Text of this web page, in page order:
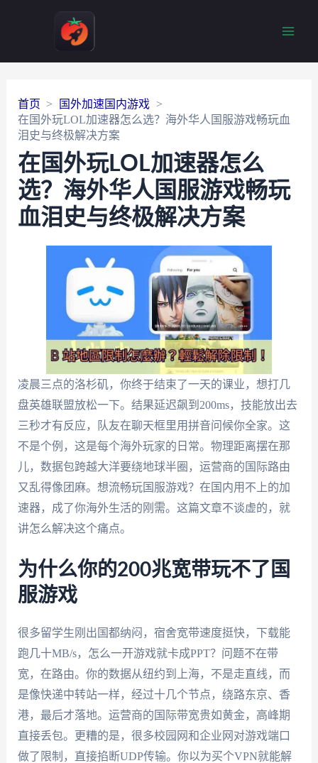
首页
国外加速国内游戏
在国外玩LOL加速器怎么选？海外华人国服游戏畅玩血
泪史与终极解决方案
在国外玩LOL加速器怎么
选？海外华人国服游戏畅玩
血泪史与终极解决方案
凌晨三点的洛杉矶，你终于结束了一天的课业，想打几
盘英雄联盟放松一下。结果延迟飙到200ms，技能放出去
三秒才有反应，队友在聊天框里用拼音问候你全家。这
不是个例，这是每个海外玩家的日常。物理距离摆在那
儿，数据包跨越大洋要绕地球半圈，运营商的国际路由
又乱得像团麻。想流畅玩国服游戏？在国内用不上的加
速器，成了你海外生活的刚需。这篇文章不谈虚的，就
讲怎么解决这个痛点。
为什么你的200兆宽带玩不了国
服游戏
很多留学生刚出国都纳闷，宿舍宽带速度挺快，下载能
跑几十MB/s，怎么一开游戏就卡成PPT？问题不在带
宽，在路由。你的数据从纽约到上海，不是走直线，而
是像快递中转站一样，经过十几个节点，绕路东京、香
港，最后才落地。运营商的国际带宽贵如黄金，高峰期
直接丢包。更糟的是，很多校园网和企业网对游戏端口
做了限制，直接掐断UDP传输。你以为买个VPN就能解